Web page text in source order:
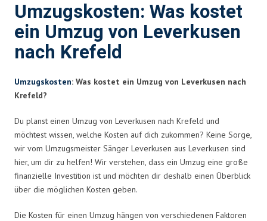
Umzugskosten: Was kostet
ein Umzug von Leverkusen
nach Krefeld
Umzugskosten: Was kostet ein Umzug von Leverkusen nach
Krefeld?
Du planst einen Umzug von Leverkusen nach Krefeld und
möchtest wissen, welche Kosten auf dich zukommen? Keine Sorge,
wir vom Umzugsmeister Sänger Leverkusen aus Leverkusen sind
hier, um dir zu helfen! Wir verstehen, dass ein Umzug eine große
finanzielle Investition ist und möchten dir deshalb einen Überblick
über die möglichen Kosten geben.
Die Kosten für einen Umzug hängen von verschiedenen Faktoren